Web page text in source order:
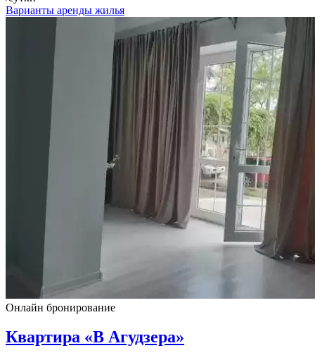
Варианты аренды жилья
Онлайн бронирование
Квартира «В Агудзера»